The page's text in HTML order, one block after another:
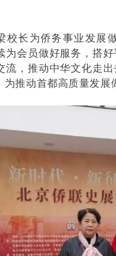
校长为侨务事业发展
为会员做好服务，搭
流，推动中华文化走
为推动首都高质量发展